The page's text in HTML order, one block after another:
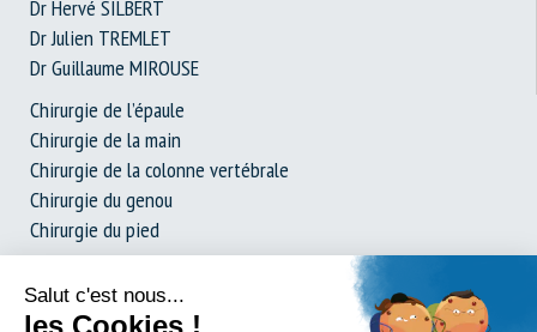
Dr Hervé SILBERT
Dr Julien TREMLET
Dr Guillaume MIROUSE
Chirurgie de l’épaule
Chirurgie de la main
Chirurgie de la colonne vertébrale
Chirurgie du genou
Chirurgie du pied
Dossier complet : La chirurgie expliquée simplement